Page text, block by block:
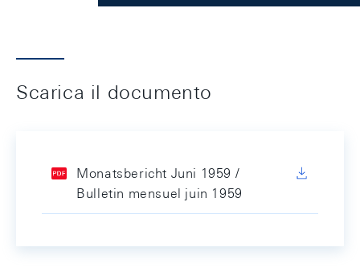
Scarica il documento
Monatsbericht Juni 1959 /
Bulletin mensuel juin 1959